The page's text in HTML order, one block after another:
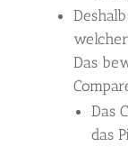
Das
Das
das